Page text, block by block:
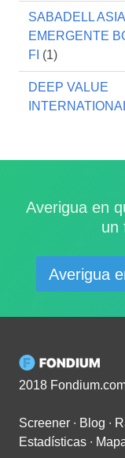
SABADELL ASIA
EMERGENTE
FI (1)
DEEP VALUE
Averigua en
un
Averigua
2018
Screener ∙ Blog ∙
Estadísticas ∙